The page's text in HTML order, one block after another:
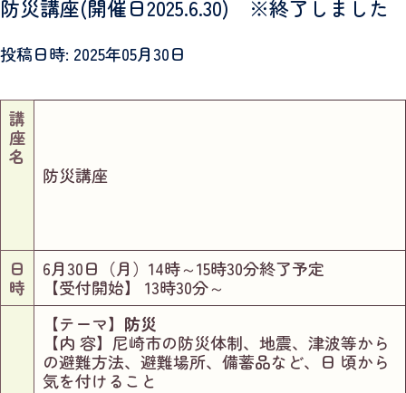
防災講座(開催日2025.6.30) ※終了しました
投稿日時: 2025年05月30日
講
座
名
防災講座
日
時
6月30日（月）14時～15時30分終了予定
【受付開始】 13時30分～
【テーマ】 防災
【内 容】尼崎市の防災体制、地震、津波等から
の避難方法、避難場所、備蓄品など、日 頃から
気を付けること